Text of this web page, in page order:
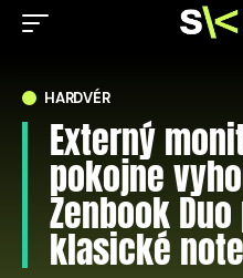
HARDVÉR
Externý
pokojne
Zenbook
klasické